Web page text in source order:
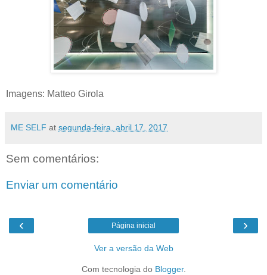
Imagens: Matteo Girola
ME SELF at segunda-feira, abril 17, 2017
Sem comentários:
Enviar um comentário
‹ ›
Página inicial
Ver a versão da Web
Com tecnologia do Blogger.